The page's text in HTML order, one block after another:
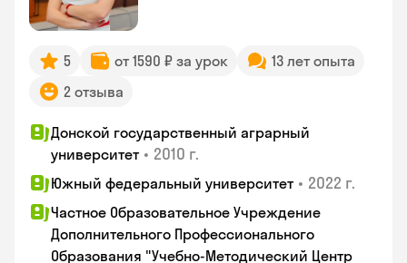
5 от 1590 ₽ за урок
13 лет опыта
2 отзыва
Донской государственный аграрный
университет • 2010 г.
Южный федеральный университет • 2022 г.
Частное Образовательное Учреждение
Дополнительного Профессионального
Образования "Учебно-Методический Центр